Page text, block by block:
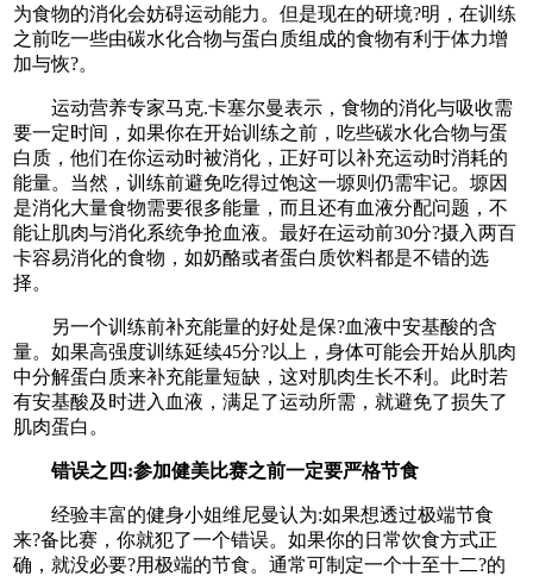
为食物的消化会妨碍运动能力。但是现在的研境?明，在训练
之前吃一些由碳水化合物与蛋白质组成的食物有利于体力增
加与恢?。
运动营养专家马克.卡塞尔曼表示，食物的消化与吸收需
要一定时间，如果你在开始训练之前，吃些碳水化合物与蛋
白质，他们在你运动时被消化，正好可以补充运动时消耗的
能量。当然，训练前避免吃得过饱这一塬则仍需牢记。塬因
是消化大量食物需要很多能量，而且还有血液分配问题，不
能让肌肉与消化系统争抢血液。最好在运动前30分?摄入两百
卡容易消化的食物，如奶酪或者蛋白质饮料都是不错的选
择。
另一个训练前补充能量的好处是保?血液中安基酸的含
量。如果高强度训练延续45分?以上，身体可能会开始从肌肉
中分解蛋白质来补充能量短缺，这对肌肉生长不利。此时若
有安基酸及时进入血液，满足了运动所需，就避免了损失了
肌肉蛋白。
错误之四:参加健美比赛之前一定要严格节食
经验丰富的健身小姐维尼曼认为:如果想透过极端节食
来?备比赛，你就犯了一个错误。如果你的日常饮食方式正
确，就没必要?用极端的节食。通常可制定一个十至十二?的